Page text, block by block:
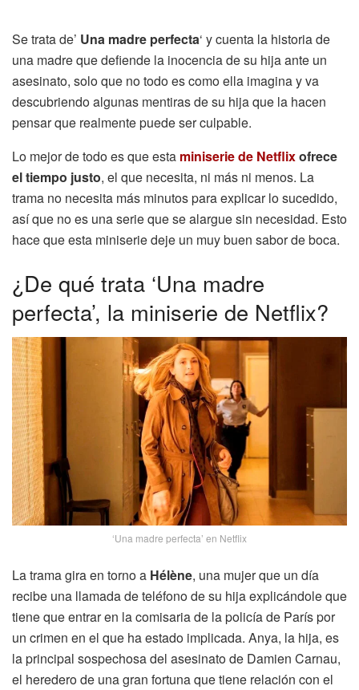
Se trata de’ Una madre perfecta‘ y cuenta la historia de
una madre que defiende la inocencia de su hija ante un
asesinato, solo que no todo es como ella imagina y va
descubriendo algunas mentiras de su hija que la hacen
pensar que realmente puede ser culpable.
Lo mejor de todo es que esta miniserie de Netflixofrece
el tiempo justo, el que necesita, ni más ni menos. La
trama no necesita más minutos para explicar lo sucedido,
así que no es una serie que se alargue sin necesidad. Esto
hace que esta miniserie deje un muy buen sabor de boca.
¿De qué trata ‘Una madre
perfecta’, la miniserie de Netflix?
‘Una madre perfecta’ en Netflix
La trama gira en torno a Hélène, una mujer que un día
recibe una llamada de teléfono de su hija explicándole que
tiene que entrar en la comisaria de la policía de París por
un crimen en el que ha estado implicada. Anya, la hija, es
la principal sospechosa del asesinato de Damien Carnau,
el heredero de una gran fortuna que tiene relación con el